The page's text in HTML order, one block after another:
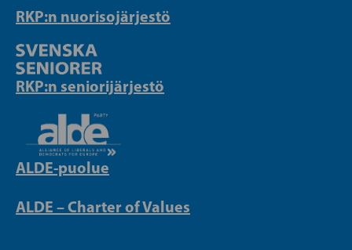
RKP:n nuorisojärjestö
RKP:n seniorijärjestö
ALDE-puolue
ALDE – Charter of Values